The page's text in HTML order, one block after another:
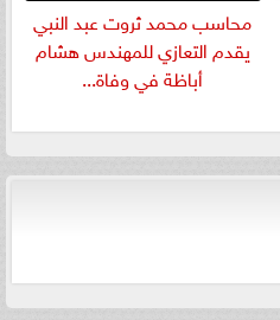
​محاسب محمد ثروت عبد النبي
يقدم التعازي للمهندس هشام
أباظة في وفاة...